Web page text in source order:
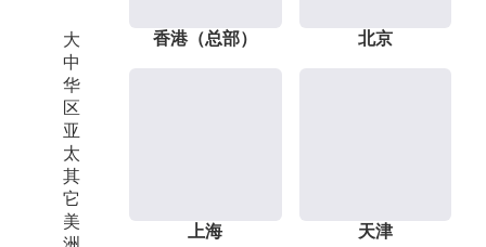
大
中
华
区
亚
太
其
它
美
香港（总部） 北京
上海 天津